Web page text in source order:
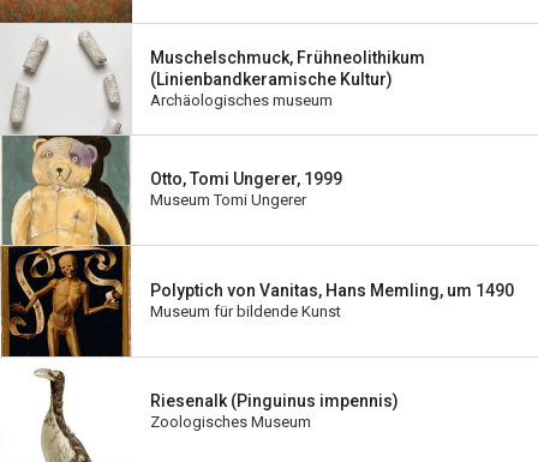
Muschelschmuck, Frühneolithikum
(Linienbandkeramische Kultur)
Archäologisches museum
Otto, Tomi Ungerer, 1999
Museum Tomi Ungerer
Polyptich von Vanitas, Hans Memling, um 1490
Museum für bildende Kunst
Riesenalk (Pinguinus impennis)
Zoologisches Museum